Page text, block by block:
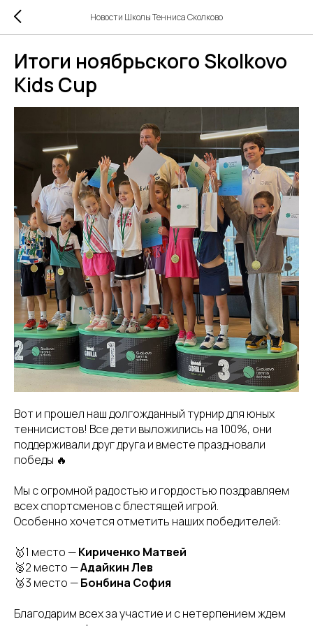
Новости Школы Тенниса Сколково
Итоги ноябрьского Skolkovo
Kids Cup
Вот и прошел наш долгожданный турнир для юных
теннисистов! Все дети выложились на 100%, они
поддерживали друг друга и вместе праздновали
победы 🔥
Мы с огромной радостью и гордостью поздравляем
всех спортсменов с блестящей игрой.
Особенно хочется отметить наших победителей:
🥇1 место —Кириченко Матвей
🥈2 место —Адайкин Лев
🥉3 место —Бонбина София
Благодарим всех за участие и с нетерпением ждем